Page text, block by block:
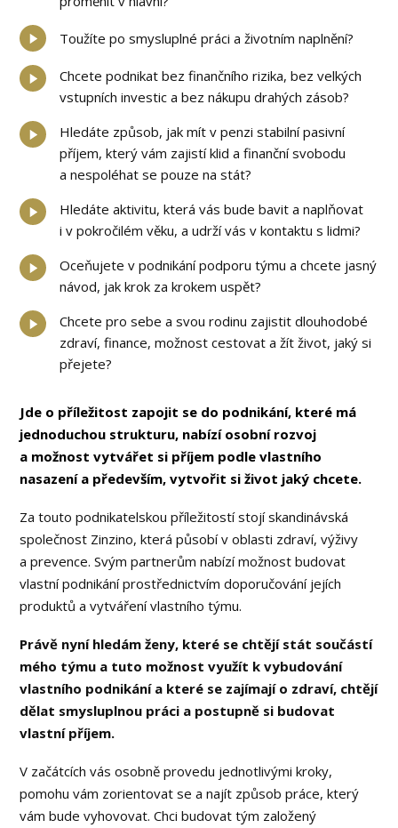
Toužíte po smysluplné práci a životním naplnění?
Chcete podnikat bez finančního rizika, bez velkých
vstupních investic a bez nákupu drahých zásob?
Hledáte způsob, jak mít v penzi stabilní pasivní
příjem, který vám zajistí klid a finanční svobodu
a nespoléhat se pouze na stát?
Hledáte aktivitu, která vás bude bavit a naplňovat
i v pokročilém věku, a udrží vás v kontaktu s lidmi?
Oceňujete v podnikání podporu týmu a chcete jasný
návod, jak krok za krokem uspět?
Chcete pro sebe a svou rodinu zajistit dlouhodobé
zdraví, finance, možnost cestovat a žít život, jaký si
přejete?
Jde o příležitost zapojit se do podnikání, které má
jednoduchou strukturu, nabízí osobní rozvoj
a možnost vytvářet si příjem podle vlastního
nasazení a především, vytvořit si život jaký chcete.
Za touto podnikatelskou příležitostí stojí skandinávská
společnost Zinzino, která působí v oblasti zdraví, výživy
a prevence. Svým partnerům nabízí možnost budovat
vlastní podnikání prostřednictvím doporučování jejích
produktů a vytváření vlastního týmu.
Právě nyní hledám ženy, které se chtějí stát součástí
mého týmu a tuto možnost využít k vybudování
vlastního podnikání a které se zajímají o zdraví, chtějí
dělat smysluplnou práci a postupně si budovat
vlastní příjem.
V začátcích vás osobně provedu jednotlivými kroky,
pomohu vám zorientovat se a najít způsob práce, který
vám bude vyhovovat. Chci budovat tým založený